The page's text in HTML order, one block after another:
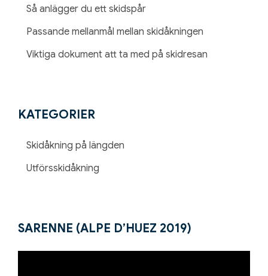
Så anlägger du ett skidspår
Passande mellanmål mellan skidåkningen
Viktiga dokument att ta med på skidresan
KATEGORIER
Skidåkning på längden
Utförsskidåkning
SARENNE (ALPE D’HUEZ 2019)